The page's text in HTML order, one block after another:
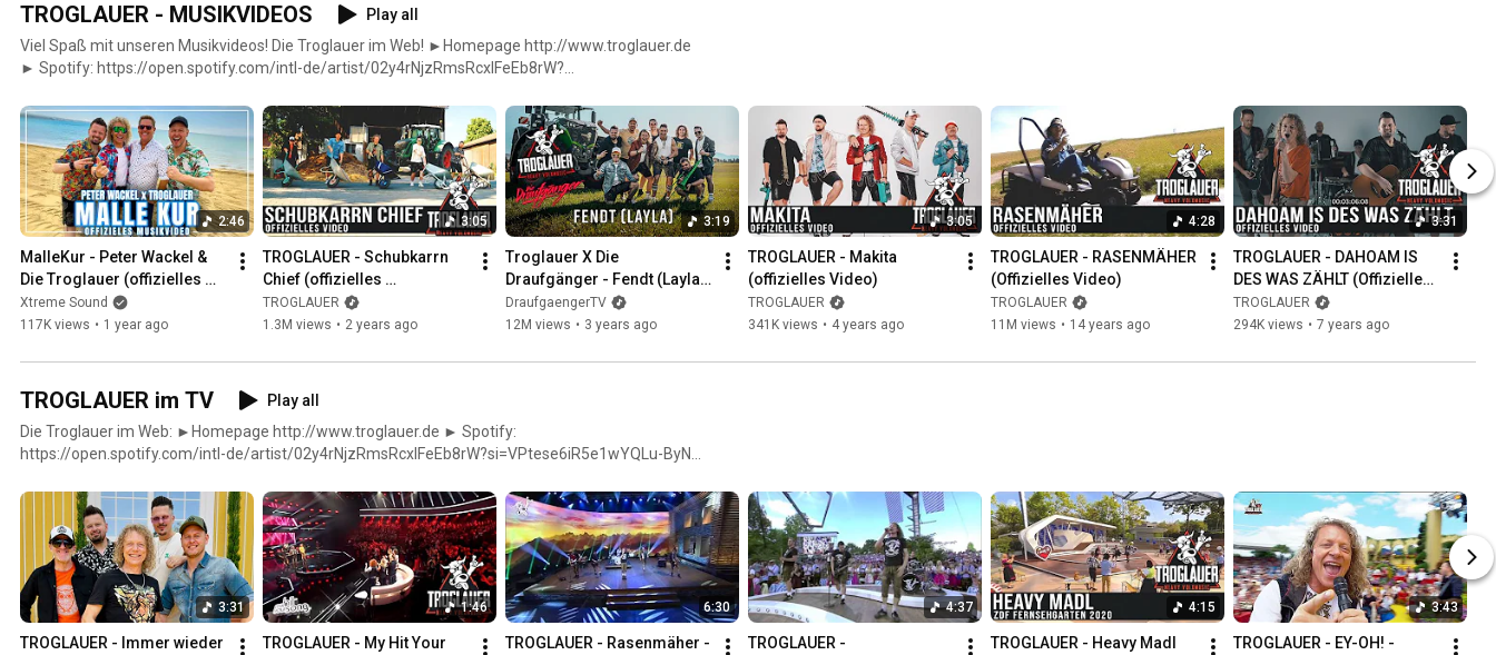
TROGLAUER - MUSIKVIDEOS
Play all
Viel Spaß mit unseren Musikvideos! Die Troglauer im Web! ►Homepage http://www.troglauer.de
► Spotify: https://open.spotify.com/intl-de/artist/02y4rNjzRmsRcxIFeEb8rW?
►Facebook: https://www.facebook.com/troglauer ►Instagram:
https://www.instagram.com/troglauer
2:46
MalleKur - Peter Wackel &
Die Troglauer (offizielles
Musikvideo)
Xtreme Sound
117K views • 1 year ago
3:05
TROGLAUER - Schubkarrn
Chief (offizielles
Musikvideo)
TROGLAUER
1.3M views • 2 years ago
3:19
Troglauer X Die
Draufgänger - Fendt (Layla)
[offizielles Musikvideo]
DraufgaengerTV
12M views • 3 years ago
3:05
TROGLAUER - Makita
(offizielles Video)
TROGLAUER
341K views • 4 years ago
4:28
TROGLAUER - RASENMÄHER
(Offizielles Video)
TROGLAUER
11M views • 14 years ago
3:31
TROGLAUER - DAHOAM IS
DES WAS ZÄHLT (Offizielles
Video)
TROGLAUER
294K views • 7 years ago
TROGLAUER im TV
Play all
Die Troglauer im Web: ►Homepage http://www.troglauer.de ► Spotify:
https://open.spotify.com/intl-de/artist/02y4rNjzRmsRcxIFeEb8rW?si=VPtese6iR5e1wYQLu-ByNw
https://www.facebook.com/troglauer ►Instagram: https://www.instagram.com/troglauer
3:31
TROGLAUER - Immer wieder
1:46
TROGLAUER - My Hit Your
6:30
TROGLAUER - Rasenmäher -
4:37
TROGLAUER -
4:15
TROGLAUER - Heavy Madl
3:43
TROGLAUER - EY-OH! -